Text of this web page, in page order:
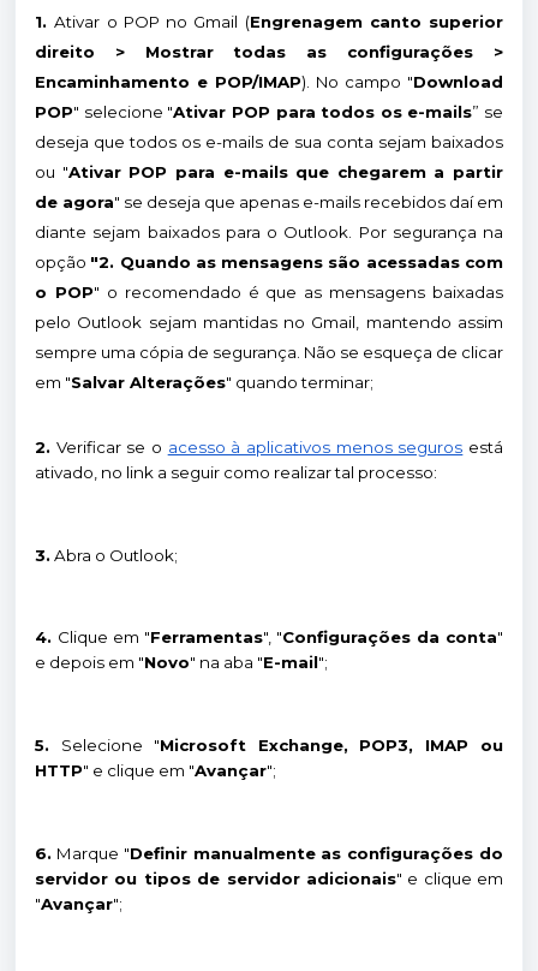
1.Ativar o POP no Gmail (Engrenagem canto superior
direito > Mostrar todas as configurações >
Encaminhamento e POP/IMAP). No campo "Download
POP" selecione "Ativar POP para todos os e-mails” se
deseja que todos os e-mails de sua conta sejam baixados
ou "Ativar POP para e-mails que chegarem a partir
de agora" se deseja que apenas e-mails recebidos daí em
diante sejam baixados para o Outlook. Por segurança na
opção "2. Quando as mensagens são acessadas com
o POP" o recomendado é que as mensagens baixadas
pelo Outlook sejam mantidas no Gmail, mantendo assim
sempre uma cópia de segurança. Não se esqueça de clicar
em "Salvar Alterações" quando terminar;
2. Verificar se o acesso à aplicativos menos seguros está
ativado, no link a seguir como realizar tal processo:
3. Abra o Outlook;
4. Clique em "Ferramentas", "Configurações da conta"
e depois em "Novo" na aba "E-mail";
5. Selecione "Microsoft Exchange, POP3, IMAP ou
HTTP" e clique em "Avançar";
6. Marque "Definir manualmente as configurações do
servidor ou tipos de servidor adicionais" e clique em
"Avançar";